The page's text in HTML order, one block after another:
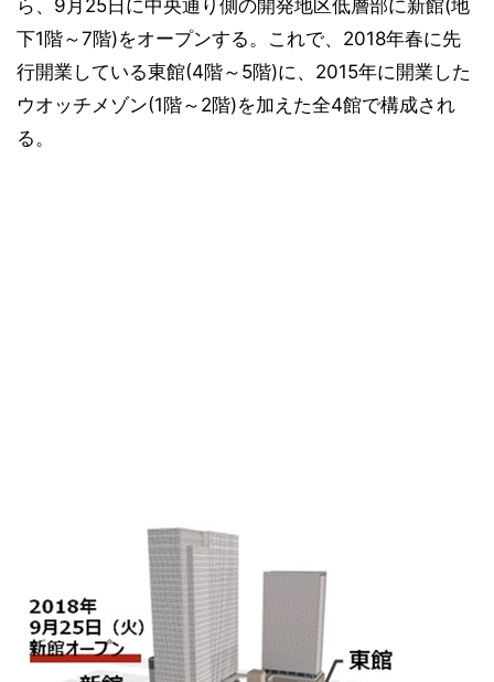
ら、9月25日に中央通り側の開発地区低層部に新館(地
下1階～7階)をオープンする。これで、2018年春に先
行開業している東館(4階～5階)に、2015年に開業した
ウオッチメゾン(1階～2階)を加えた全4館で構成され
る。